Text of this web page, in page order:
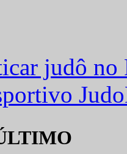
judô